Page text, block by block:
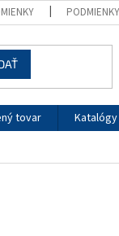
tovar Katalógy